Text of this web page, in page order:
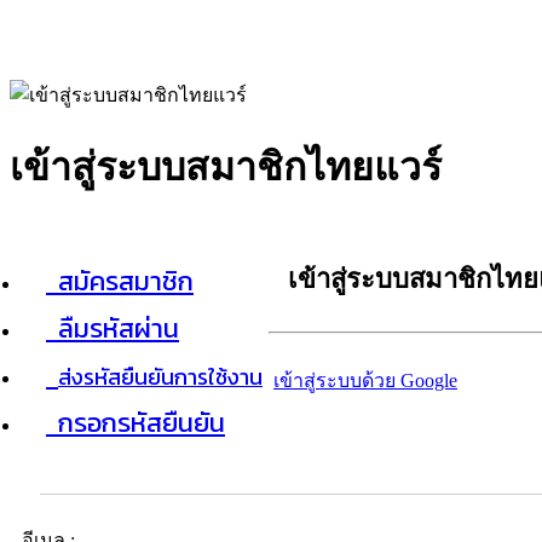
เข้าสู่ระบบสมาชิกไทยแวร์
สมัครสมาชิก
ลืมรหัสผ่าน
ส่งรหัสยืนยันการใช้งาน
กรอกรหัสยืนยัน
เข้าสู่ระบบสมาชิกไท
เข้าสู่ระบบด้วย Google